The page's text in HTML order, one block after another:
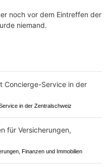
noch vor dem Eintreffen der
niemand.
in der Zentralschweiz
Finanzen und Immobilien